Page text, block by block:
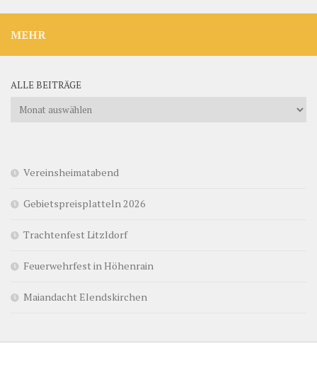
MEHR
ALLE BEITRÄGE
Alle
Vereinsheimatabend
Gebietspreisplatteln 2026
Trachtenfest Litzldorf
Feuerwehrfest in Höhenrain
Maiandacht Elendskirchen